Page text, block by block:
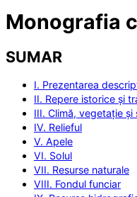
Monografia
SUMAR
I. Prezentarea
II. Repere istorice și
III. Climă, vegetație și
IV. Relieful
V. Apele
VI. Solul
VII. Resurse naturale
VIII. Fondul funciar